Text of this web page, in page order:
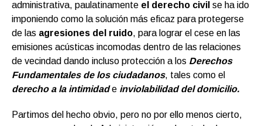
administrativa, paulatinamente el derecho civil se ha ido
imponiendo como la solución más eficaz para protegerse
de las agresiones del ruido, para lograr el cese en las
emisiones acústicas incomodas dentro de las relaciones
de vecindad dando incluso protección a los Derechos
Fundamentales de los ciudadanos, tales como el
derecho a la intimidade inviolabilidad del domicilio.
Partimos del hecho obvio, pero no por ello menos cierto,